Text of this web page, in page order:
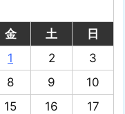
金 土
日
1
2
3
8 9
10
15 16
17